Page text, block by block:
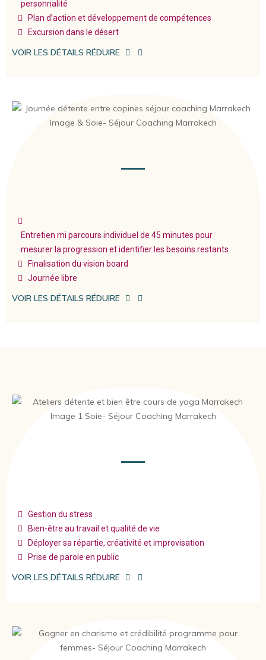
personnalité
Plan d’action et développement de compétences
Excursion dans le désert
VOIR LES DÉTAILS RÉDUIRE
Entretien mi parcours individuel de 45 minutes pour
mesurer la progression et identifier les besoins restants
Finalisation du vision board
Journée libre
VOIR LES DÉTAILS RÉDUIRE
Gestion du stress
Bien-être au travail et qualité de vie
Déployer sa répartie, créativité et improvisation
Prise de parole en public
VOIR LES DÉTAILS RÉDUIRE